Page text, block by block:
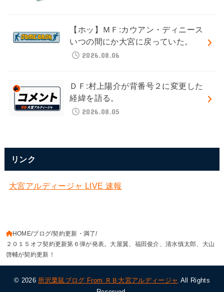
【ホッ】ＭＦ:カウアン・ディニース
いつの間にか大宮に戻っていた。
2026.08.06
ＤＦ:村上陽介が背番号２に変更した
経緯を語る。
2026.08.05
リンク
大宮アルディージャ LIVE 速報
HOME ブログ 契約更新・満了
２０１５オフ契約更新第６弾が発表。大屋翼、福田俊介、清水慎太郎、大山
啓輔が契約更新！
© 2026 所沢栗鼠ブログ From ＲＢ大宮アルディージャ All Rights